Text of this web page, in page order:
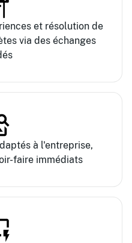
et résolution de
via des échanges
à l'entreprise,
faire immédiats